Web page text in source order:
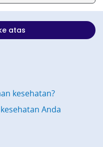
kesehatan?
Anda
atas